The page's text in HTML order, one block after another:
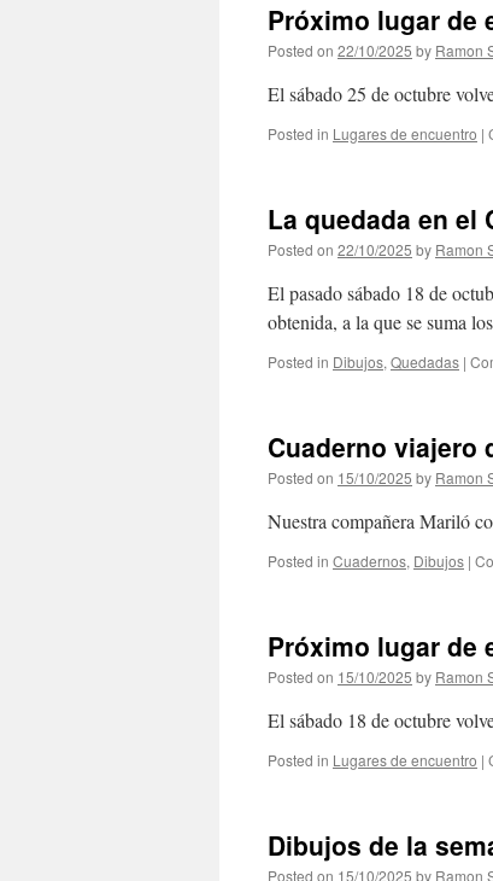
Próximo lugar de
Posted on 22/10/2025 by Ramon
El sábado 25 de octubre
Posted in Lugares de encuentro |
La quedada en el
Posted on 22/10/2025 by Ramon
El pasado sábado 18 de
obtenida, a la que se suma
Posted in Dibujos, Quedadas |
Cuaderno viajero
Posted on 15/10/2025 by Ramon
Nuestra compañera Mariló
Posted in Cuadernos, Dibujos |
Próximo lugar de
Posted on 15/10/2025 by Ramon
El sábado 18 de octubre
Posted in Lugares de encuentro |
Dibujos de la
Posted on 15/10/2025 by Ramon